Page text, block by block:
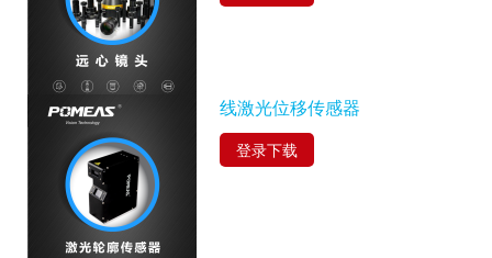
线激光位移传感器
登录下载